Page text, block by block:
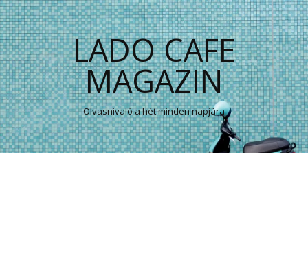
LADO CAFE
MAGAZIN
Olvasnivaló a hét minden napjára